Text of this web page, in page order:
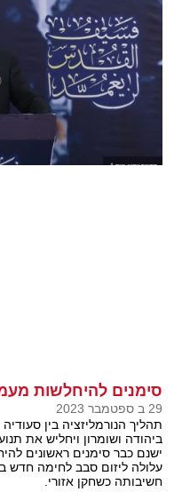
סימנים להיחלשות
29 ב ספטמבר 2023
תהליך הנורמליזציה בין
ביהודה ושומרון ויחליש את
ישנם כבר סימנים ראשונים
עלולה ליזום סבב לחימה חדש
חשיבותה כשחקן אזורי.